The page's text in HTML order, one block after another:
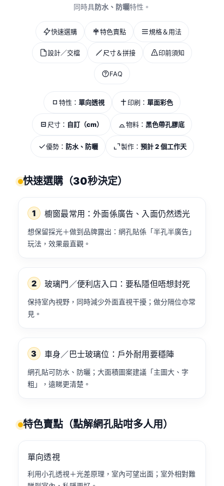
同時具防水、防曬特性。
快速選購 特色賣點 規格＆用法
設計／交檔 尺寸＆拼接 印前須知
FAQ
特性： 單向透視 印刷： 單面彩色
尺寸： 自訂（cm） 物料： 黑色帶孔膠底
優勢： 防水、防曬 製作： 預計 2 個工作天
快速選購（30秒決定）
1 櫥窗最常用：外面係廣告、入面仍然透光
想保留採光＋做到品牌露出：網孔貼係「半孔半廣告」
玩法，效果最直觀。
2 玻璃門／便利店入口：要私隱但唔想封死
保持室內視野，同時減少外面直視干擾；做分隔位亦常
見。
3 車身／巴士玻璃位：戶外耐用要穩陣
網孔貼可防水、防曬；大面積圖案建議「主圖大、字
粗」，遠睇更清楚。
特色賣點（點解網孔貼咁多人用）
單向透視
利用小孔透視＋光差原理，室內可望出面；室外相對難